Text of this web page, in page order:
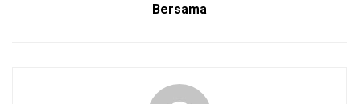
Bersama